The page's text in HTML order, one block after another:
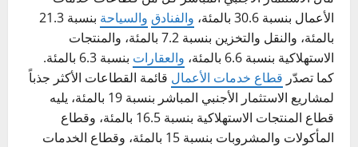
الأعمال بنسبة 30.6 بالمئة،
والفنادق والسياحة
بنسبة 21.3
بالمئة، والنقل والتخزين بنسبة 7.2 بالمئة، والمنتجات
الاستهلاكية بنسبة 6.6 بالمئة،
والعقارات
بنسبة 6.3 بالمئة.
كما تصدّر قطاع خدمات الأعمال قائمة القطاعات الأكثر جذباً
لمشاريع الاستثمار الأجنبي المباشر بنسبة 19 بالمئة، يليه
قطاع المنتجات الاستهلاكية بنسبة 16.5 بالمئة، وقطاع
المأكولات والمشروبات بنسبة 15 بالمئة، وقطاع الخدمات